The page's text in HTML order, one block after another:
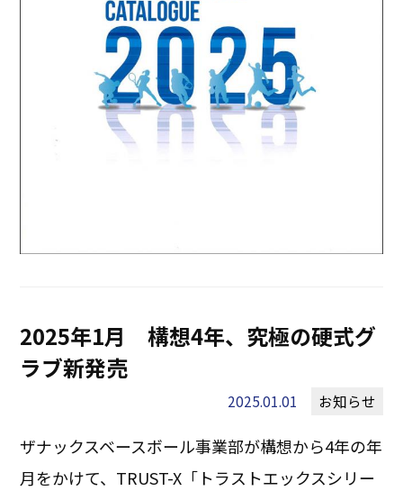
2025年1月 構想4年、究極の硬式グ
ラブ新発売
2025.01.01 お知らせ
ザナックスベースボール事業部が構想から4年の年
月をかけて、TRUST-X「トラストエックスシリー